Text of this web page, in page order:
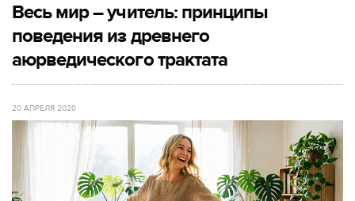
Весь мир – учитель: принципы
поведения из древнего
аюрведического трактата
20 АПРЕЛЯ 2020